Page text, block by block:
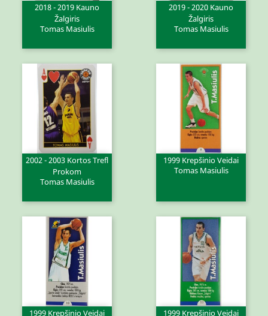
2018 - 2019 Kauno
Žalgiris
Tomas Masiulis
2019 - 2020 Kauno
Žalgiris
Tomas Masiulis
2002 - 2003 Kortos Trefl
Prokom
Tomas Masiulis
1999 Krepšinio Veidai
Tomas Masiulis
1999 Krepšinio Veidai
1999 Krepšinio Veidai